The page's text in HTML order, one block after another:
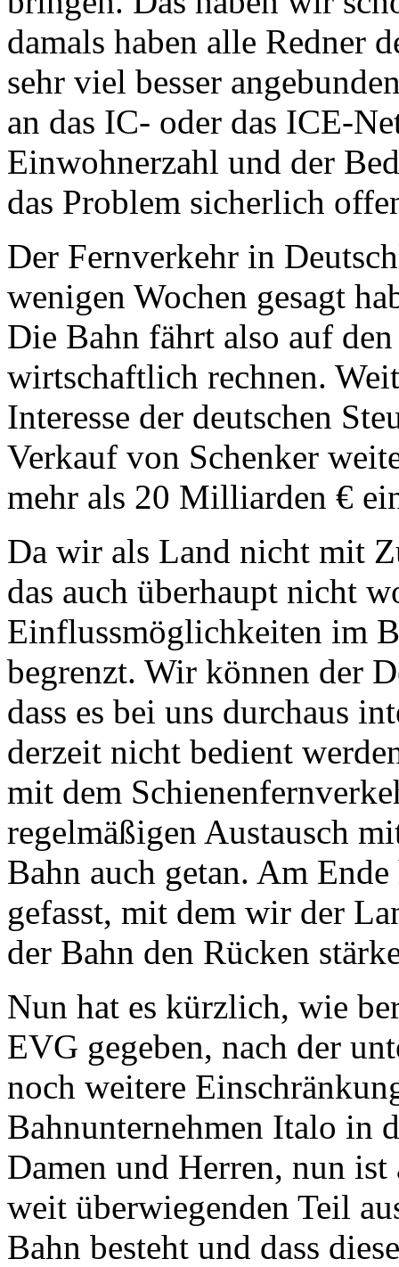
damals haben alle Redner
sehr viel besser
an das IC- oder das ICE-
Einwohnerzahl und der
das Problem sicherlich
Der Fernverkehr in
wenigen Wochen gesagt
Die Bahn fährt also auf
wirtschaftlich rechnen.
Interesse der deutschen
Verkauf von Schenker
mehr als 20 Milliarden €
Da wir als Land nicht mit
das auch überhaupt nicht
Einflussmöglichkeiten im
begrenzt. Wir können der
dass es bei uns durchaus
derzeit nicht bedient
mit dem
regelmäßigen Austausch
Bahn auch getan. Am
gefasst, mit dem wir der
der Bahn den Rücken
Nun hat es kürzlich, wie
EVG gegeben, nach der
noch weitere
Bahnunternehmen Italo in
Damen und Herren, nun
weit überwiegenden Teil
Bahn besteht und dass